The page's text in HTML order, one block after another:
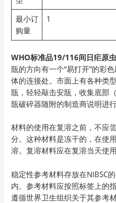
最小订
购量
1
WHO标准品19/116间日疟原
瓿的方向有一个“易打开”的彩
体的连接处。市面上有各种类
瓿，轻轻敲击安瓿，收集底部
瓿破碎器随附的制造商说明进行
材料的使用在复溶之前，不应
分。这种材料是冻干的，在使
溶。复溶材料应在复溶当天使用
稳定性参考材料存放在NIBSC
内。参考材料应按照标签上的
遵循世界卫生组织关于其参考材